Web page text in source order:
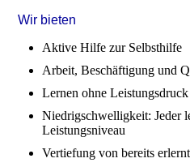
Wir bieten
Aktive Hilfe zur Selbsthilfe
Arbeit, Beschäftigung und
Lernen ohne Leistungsdruck
Niedrigschwelligkeit: Jeder
Leistungsniveau
Vertiefung von bereits